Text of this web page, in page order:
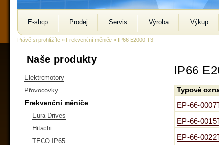
E-shop Prodej Servis Výroba Výkup
Právě si prohlížíte » Frekvenční měniče » IP66 E2000 T3
Naše produkty
Elektromotory
Převodovky
Frekvenční měniče
Eura Drives
Hitachi
TECO IP65
IP66
Typové
EP-66-
EP-66-
EP-66-